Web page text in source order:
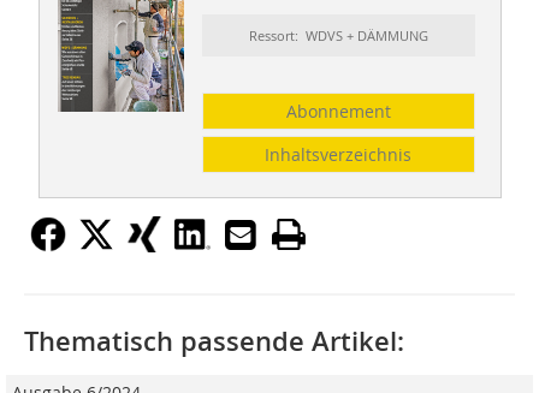
Ressort: WDVS + DÄMMUNG
Abonnement
Inhaltsverzeichnis
Thematisch passende Artikel: